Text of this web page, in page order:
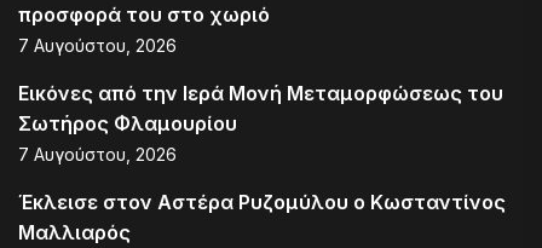
προσφορά του στο χωριό
7 Αυγούστου, 2026
Εικόνες από την Ιερά Μονή Μεταμορφώσεως του
Σωτήρος Φλαμουρίου
7 Αυγούστου, 2026
Έκλεισε στον Αστέρα Ρυζομύλου ο Κωσταντίνος
Μαλλιαρός